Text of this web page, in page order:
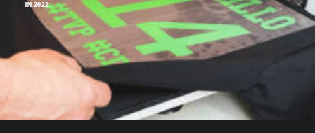
IN 2022